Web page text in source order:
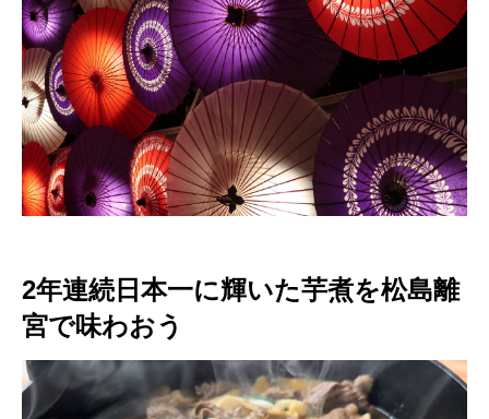
2年連続日本一に輝いた芋煮を松島離
宮で味わおう